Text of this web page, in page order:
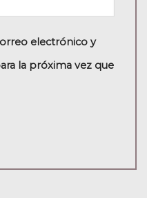
electrónico y
la próxima vez que